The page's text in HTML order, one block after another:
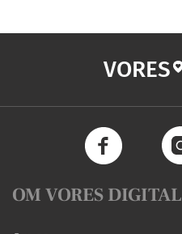
VORES
OM VORES DIGITAL